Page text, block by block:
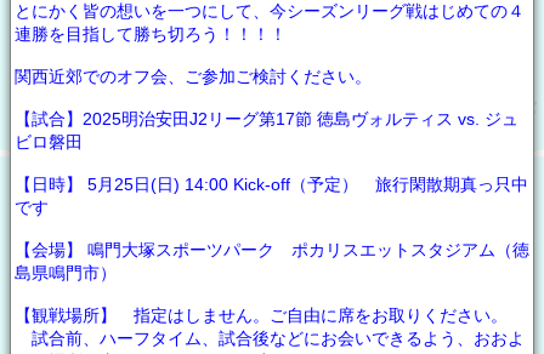
とにかく皆の想いを一つにして、今シーズンリーグ戦はじめての４
連勝を目指して勝ち切ろう！！！！
関西近郊でのオフ会、ご参加ご検討ください。
【試合】2025明治安田J2リーグ第17節 徳島ヴォルティス vs. ジュ
ビロ磐田
【日時】 5月25日(日) 14:00 Kick-off（予定） 旅行閑散期真っ只中
です
【会場】 鳴門大塚スポーツパーク ポカリスエットスタジアム（徳
島県鳴門市）
【観戦場所】 指定はしません。ご自由に席をお取りください。
試合前、ハーフタイム、試合後などにお会いできるよう、おおよ